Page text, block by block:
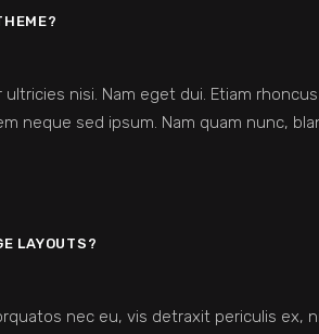
ultricies nisi. Nam eget dui. Etiam
neque sed ipsum. Nam quam nunc,
LAYOUTS?
nec eu, vis detraxit periculis ex,